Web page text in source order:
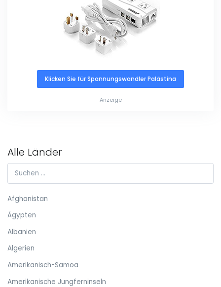
Klicken Sie für Spannungswandler Palästina
Anzeige
Alle Länder
Afghanistan
Ägypten
Albanien
Algerien
Amerikanisch-Samoa
Amerikanische Jungferninseln